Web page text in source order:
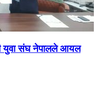
युवा संघ नेपालले आयल